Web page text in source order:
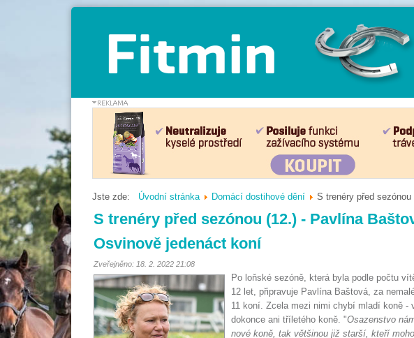
Jste zde: Úvodní stránka Domácí dostihové dění S trenéry před
S trenéry před sezónou (12.) - Pavlína
Osvinově jedenáct koní
Zveřejněno: 18. 2. 2022 21:08
Po loňské sezóně, která byla podle počtu
12 let, připravuje Pavlína Baštová, za
11 koní. Zcela mezi nimi chybí mladí koně -
dokonce ani tříletého koně. "Osazenstvo
nové koně, tak většinou již starší, kteří